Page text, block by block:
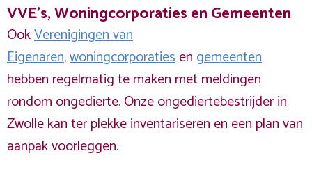
VVE's, Woningcorporaties en Gemeenten
OokVerenigingen van
Eigenaren,woningcorporatiesen gemeenten
hebben regelmatig te maken met meldingen
rondom ongedierte. Onze ongediertebestrijder in
Zwolle kan ter plekke inventariseren en een plan van
aanpak voorleggen.